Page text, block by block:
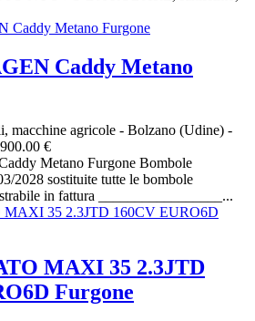
Caddy Metano
macchine agricole - Bolzano (Udine) -
€
Metano Furgone Bombole
2028 sostituite tutte le bombole
in fattura _________________...
MAXI 35 2.3JTD
Furgone